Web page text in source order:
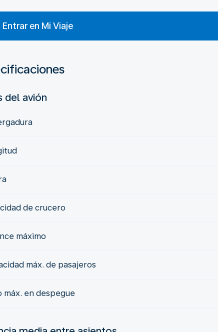
Entrar en Mi Viaje
del avión
de crucero
máximo
máx. de pasajeros
máx. en despegue